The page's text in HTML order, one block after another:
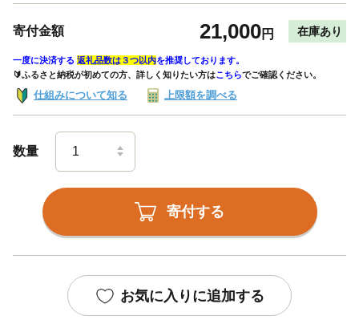
寄付金額 21,000円 在庫あり
一度に決済する 返礼品数は３つ以内を推奨しております。
🔰ふるさと納税が初めての方、詳しく知りたい方はこちらでご確認ください。
仕組みについて知る 上限額を調べる
数量
寄付する
お気に入りに追加する